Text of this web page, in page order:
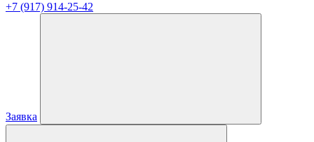
+7 (917) 914-25-42
Заявка